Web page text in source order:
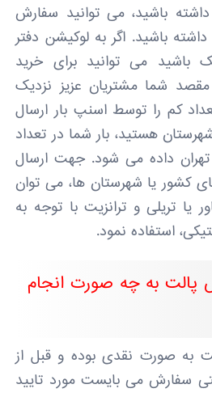
باشید، می توانید سفارش
باشید. اگر به لوکیشن دفتر
باشید می توانید برای خرید
مقصد شما مشتریان عزیز نزدیک
کم را توسط اسنپ بار ارسال
هستید، بار شما در تعداد
تهران داده می شود. جهت ارسال
کشور یا شهرستان ها، می توان
یا تریلی و ترانزیت با توجه به
استفاده نمود.
پالت به چه صورت انجام
به صورت نقدی بوده و قبل از
سفارش می بایست مورد تایید